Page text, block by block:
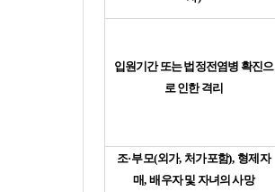
입원기간 또는 법정전염병 확진으
로 인한 격리
조·부모(외가, 처가포함), 형제자
매,배우자 및 자녀의 사망